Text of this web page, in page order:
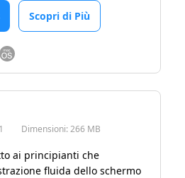
Scopri di Più
Dimensioni: 266 MB
ai principianti che
fluida dello schermo